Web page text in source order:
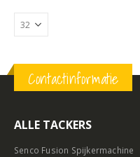
Contactinformatie
ALLE TACKERS
Senco Fusion Spijkermachine